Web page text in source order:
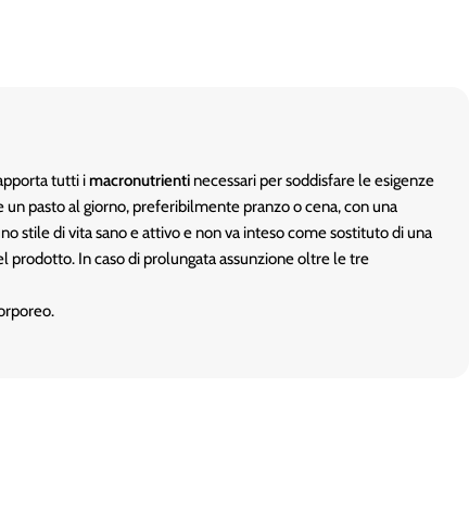
tutti imacronutrienti necessari per soddisfare le esigenze
un pasto al giorno, preferibilmente pranzo o cena, con una
stile di vita sano e attivo e non va inteso come sostituto di una
prodotto. In caso di prolungata assunzione oltre le tre